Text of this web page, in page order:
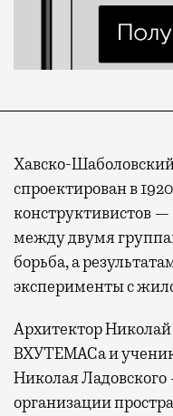
Хавско-
спроектирован в
конструктивистов
между двумя
борьба, а
эксперименты с
Архитектор
ВХУТЕМАСа и
Николая
организации